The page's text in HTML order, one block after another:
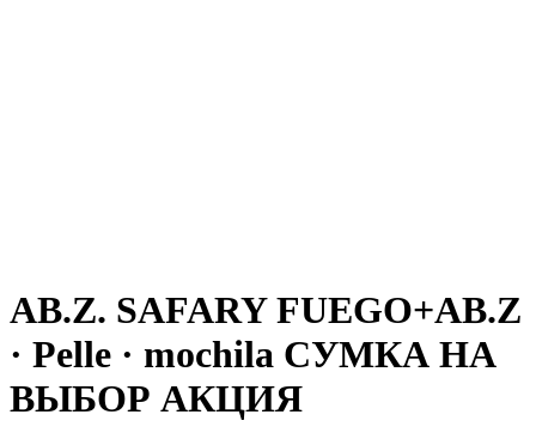
AB.Z. SAFARY FUEGO+AB.Z
· Pelle · mochila СУМКА НА
ВЫБОР АКЦИЯ